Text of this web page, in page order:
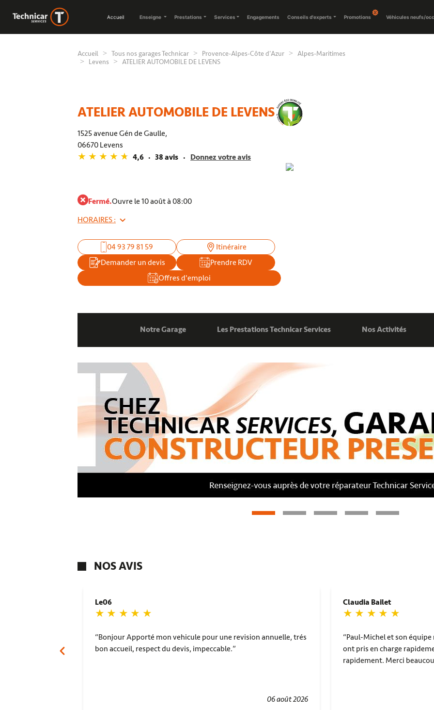
Accueil Enseigne Prestations Services Engagements Conseils d'experts Promotions Véhicules neufs/
Accueil Tous nos garages Technicar Provence-Alpes-Côte d'Azur
Alpes-Maritimes
Levens
ATELIER AUTOMOBILE DE LEVENS
ATELIER AUTOMOBILE DE LEVENS
1525 avenue Gén de Gaulle,
06670 Levens
4,6
38 avis Donnez votre avis
Fermé.Ouvre le 10 août à 08:00
HORAIRES :
04 93 79 81 59
Itinéraire
Demander un devis
Prendre RDV
Offres d'emploi
Notre Garage Les Prestations Technicar Services Nos Activités
NOS AVIS
Le06
06 août 2026
Bonjour Apporté mon vehicule pour une revision annuelle, trés
bon accueil, respect du devis, impeccable.
Claudia Bailet
Paul-Michel et son
ont pris en charge
rapidement. Merci